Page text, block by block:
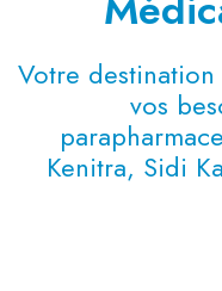
Votre
vos
Kenitra, Sidi